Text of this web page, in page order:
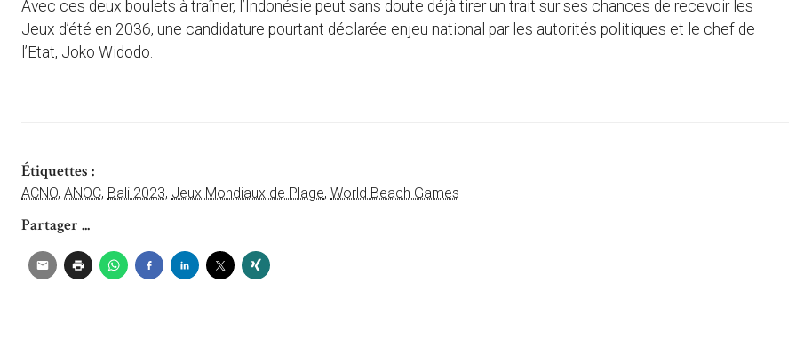
Avec ces deux boulets à traîner, l’Indonésie peut sans doute déjà tirer un trait sur ses chances de recevoir les
Jeux d’été en 2036, une candidature pourtant déclarée enjeu national par les autorités politiques et le chef de
l’Etat, Joko Widodo.
Étiquettes :
ACNO, ANOC, Bali 2023, Jeux Mondiaux de Plage, World Beach Games
Partager ...